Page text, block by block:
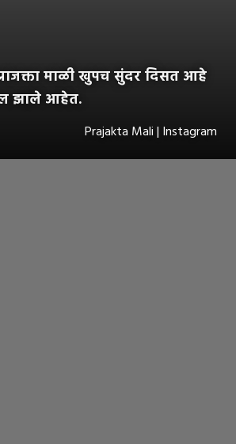
माळी खुपच सुंदर दिसत आहे
झाले आहेत.
Prajakta Mali | Instagram